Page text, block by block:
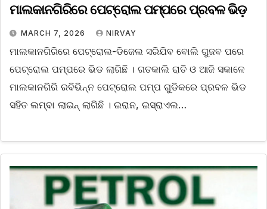
ମାଲକାନଗିରିରେ ପେଟ୍ରୋଲ ପମ୍ପରେ ପ୍ରବଳ ଭିଡ଼
MARCH 7, 2026 NIRVAY
ମାଲକାନଗିରିରେ ପେଟ୍ରୋଲ-ଡିଜେଲ ସରିଯିବ ବୋଲି ଗୁଜବ ପରେ
ପେଟ୍ରୋଲ ପମ୍ପରେ ଭିଡ ଲାଗିଛି । ଗତକାଲି ରାତି ଓ ଆଜି ସକାଳେ
ମାଲକାନଗିରି ରବିଭିନ୍ନ ପେଟ୍ରୋଲ ପମ୍ପ ଗୁଡିକରେ ପ୍ରବଳ ଭିଡ
ସହିତ ଲମ୍ବା ଲାଇନ୍ ଲାଗିଛି । ଇରାନ, ଇସ୍ରାଏଲ…